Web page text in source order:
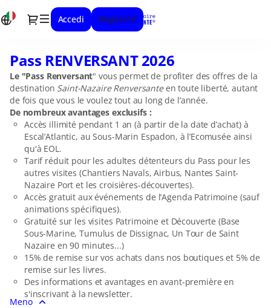
Dialogo
Accedi Registrati
degli
RENVERSANT
2026]
Stunning
Saint-
Nazaire
Pass
RENVERSANT
2026
Pass RENVERSANT 2026
Le "Pass Renversant" vous permet de profiter des offres de la
destination Saint-Nazaire Renversanteen toute liberté, autant
de fois que vous le voulez tout au long de l’année.
De nombreux avantages exclusifs :
Accès illimité pendant 1 an (à partir de la date d’achat) à
Escal’Atlantic, au Sous-Marin Espadon, à l’Ecomusée ainsi
qu'à EOL.
Tarif réduit pour les adultes détenteurs du Pass pour les
autres visites (Chantiers Navals, Airbus, Nantes Saint-
Nazaire Port et les croisières-découvertes).
Accès gratuit aux événements de l’Agenda Patrimoine (sauf
animations spécifiques).
Gratuité sur les visites Patrimoine et Découverte (Base
Sous-Marine, Tumulus de Dissignac, Un Tour de Saint
Nazaire en 90 minutes...)
15% de remise sur vos achats dans nos boutiques et 5% de
remise sur les livres.
Des informations et avantages en avant-première en
s'inscrivant à la newsletter.
Meno